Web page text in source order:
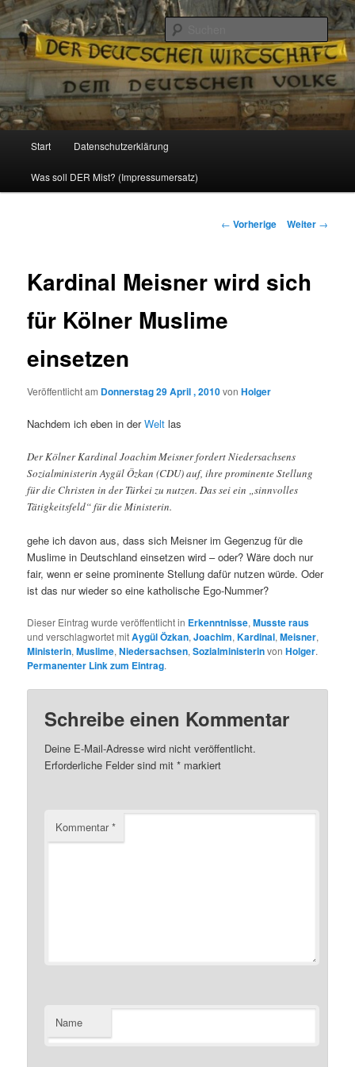
Reizzentrum
Politik, Wirtschaft, Soziales und Gesellschaft
Zum
Inhalt
Start Datenschutzerklärung
Was soll DER Mist? (Impressumersatz)
Beitrags-
← Vorherige Weiter →
Kardinal Meisner wird sich
für Kölner Muslime
einsetzen
Veröffentlicht am Donnerstag 29 April , 2010vonHolger
Nachdem ich eben in derWelt las
Der Kölner Kardinal Joachim Meisner fordert Niedersachsens
Sozialministerin Aygül Özkan (CDU) auf, ihre prominente Stellung
für die Christen in der Türkei zu nutzen. Das sei ein „sinnvolles
Tätigkeitsfeld“ für die Ministerin.
gehe ich davon aus, dass sich Meisner im Gegenzug für die
Muslime in Deutschland einsetzen wird – oder? Wäre doch nur
fair, wenn er seine prominente Stellung dafür nutzen würde. Oder
ist das nur wieder so eine katholische Ego-Nummer?
Dieser Eintrag wurde veröffentlicht in Erkenntnisse,Musste raus
und verschlagwortet mitAygül Özkan,Joachim,Kardinal,Meisner,
Ministerin,Muslime,Niedersachsen,SozialministerinvonHolger.
Permanenter Link zum Eintrag.
Schreibe einen Kommentar
Deine E-Mail-Adresse wird nicht veröffentlicht.
Erforderliche Felder sind mit* markiert
Kommentar*
Name